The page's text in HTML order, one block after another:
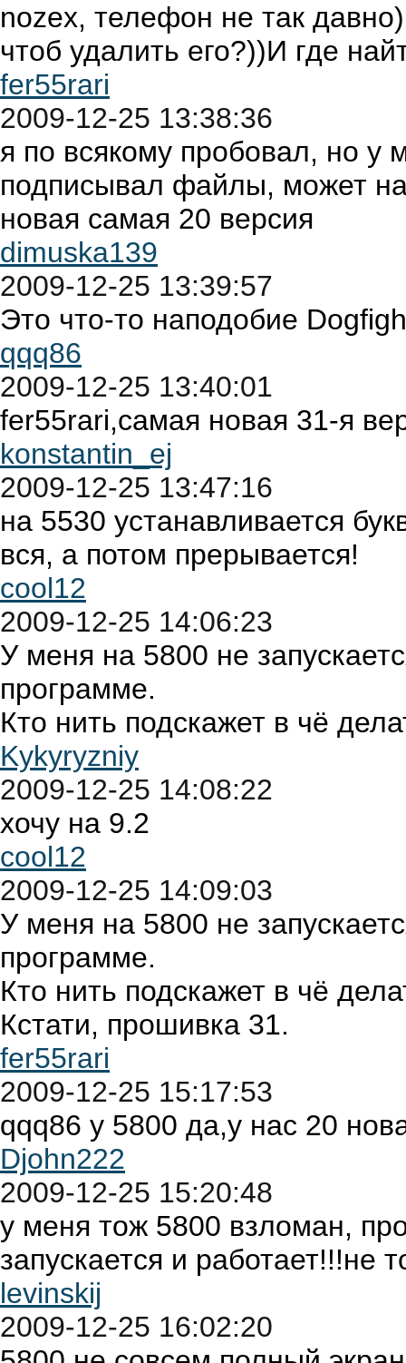
nozex, телефон не так
чтоб удалить его?))И где
fer55rari
2009-12-25 13:38:36
я по всякому пробовал, но у
подписывал файлы, может
новая самая 20 версия
dimuska139
2009-12-25 13:39:57
Это что-то наподобие
qqq86
2009-12-25 13:40:01
fer55rari,самая новая 31-я
konstantin_ej
2009-12-25 13:47:16
на 5530 устанавливается
вся, а потом прерывается!
cool12
2009-12-25 14:06:23
У меня на 5800 не
программе.
Кто нить подскажет в чё
Kykyryzniy
2009-12-25 14:08:22
хочу на 9.2
cool12
2009-12-25 14:09:03
У меня на 5800 не
программе.
Кто нить подскажет в чё
Кстати, прошивка 31.
fer55rari
2009-12-25 15:17:53
qqq86 у 5800 да,у нас 20
Djohn222
2009-12-25 15:20:48
у меня тож 5800 взломан,
запускается и работает!!!не
levinskij
2009-12-25 16:02:20